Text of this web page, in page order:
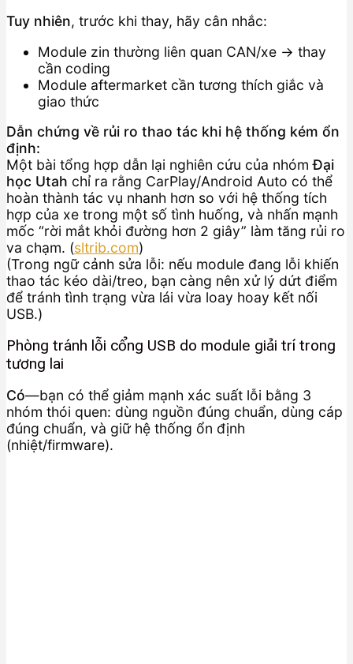
Tuy nhiên, trước khi thay, hãy cân nhắc:
Module zin thường liên quan CAN/xe → thay
cần coding
Module aftermarket cần tương thích giắc và
giao thức
Dẫn chứng về rủi ro thao tác khi hệ thống kém ổn
định:
Một bài tổng hợp dẫn lại nghiên cứu của nhómĐại
học Utah chỉ ra rằng CarPlay/Android Auto có thể
hoàn thành tác vụ nhanh hơn so với hệ thống tích
hợp của xe trong một số tình huống, và nhấn mạnh
mốc “rời mắt khỏi đường hơn 2 giây” làm tăng rủi ro
va chạm. (sltrib.com)
(Trong ngữ cảnh sửa lỗi: nếu module đang lỗi khiến
thao tác kéo dài/treo, bạn càng nên xử lý dứt điểm
để tránh tình trạng vừa lái vừa loay hoay kết nối
USB.)
Phòng tránh lỗi cổng USB do module giải trí trong
tương lai
Có—bạn có thể giảm mạnh xác suất lỗi bằng 3
nhóm thói quen: dùng nguồn đúng chuẩn, dùng cáp
đúng chuẩn, và giữ hệ thống ổn định
(nhiệt/firmware).